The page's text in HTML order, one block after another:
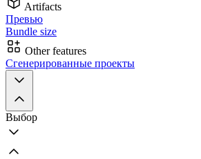
Artifacts
Превью
Bundle size
Other features
Сгенерированные проекты
Выбор